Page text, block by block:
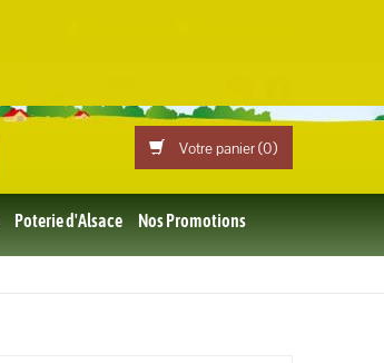
Votre panier (0)
Poterie d'Alsace Nos Promotions